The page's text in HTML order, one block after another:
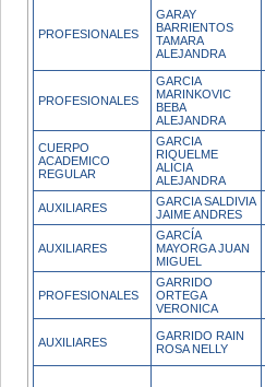
PROFESIONALES
GARAY
BARRIENTOS
TAMARA
ALEJANDRA
PROFESIONALES
GARCIA
MARINKOVIC
BEBA
ALEJANDRA
CUERPO
ACADEMICO
REGULAR
GARCIA
RIQUELME
ALICIA
ALEJANDRA
AUXILIARES
GARCIA SALDIVIA
JAIME ANDRES
AUXILIARES
GARCÍA
MAYORGA JUAN
MIGUEL
PROFESIONALES
GARRIDO
ORTEGA
VERONICA
AUXILIARES
GARRIDO RAIN
ROSA NELLY